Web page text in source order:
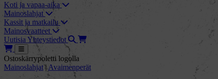
Koti ja vapaa-aika
Mainoslahjat
Kassit ja matkailu
Mainosvaatteet
Uutisia Yhteystiedot HakuTarjouskori
Tarjouskori
Avaa
Ostoskärrypoletti logolla
Mainoslahjat | Avaimenperät